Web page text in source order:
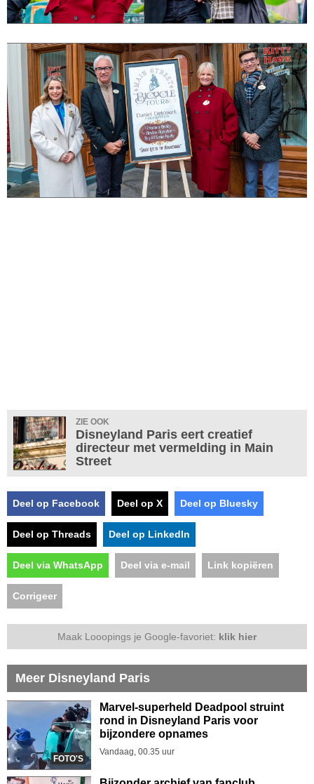
ZIE OOK
Disneyland Paris eert creatief
directeur met vermelding in Main
Street
Deel op Facebook Deel op X Deel op Bluesky
Deel op Threads Deel op LinkedIn
Deel via WhatsApp Deel via e-mail Link kopiëren
Corrigeer
Maak Looopings je Google-favoriet: klik hier
Meer Disneyland Paris
FOTO'S
Marvel-superheld Deadpool struint
rond in Disneyland Paris voor
bijzondere opnames
Vandaag, 00.35 uur